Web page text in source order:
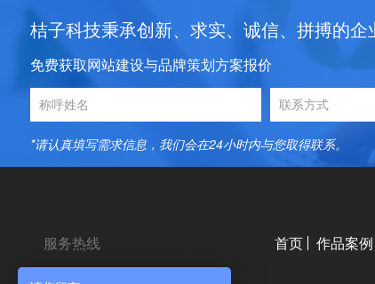
桔子科技秉承创新、求实、诚信、拼搏的
免费获取网站建设与品牌策划方案报价
*请认真填写需求信息，我们会在24小时内与您取得联系。
服务热线 首页 作品案例